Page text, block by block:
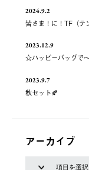
2024.9.2
皆さま！に！TF（テ
2023.12.9
☆ハッピーバッグで
2023.9.7
秋セット🍂
アーカイブ